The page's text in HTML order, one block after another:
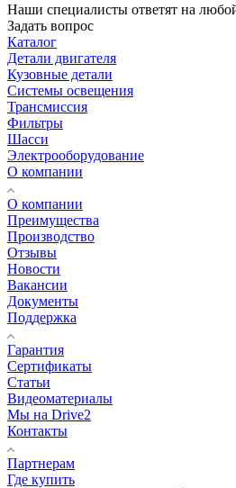
Наши специалисты ответят на
Задать вопрос
Каталог
Детали двигателя
Кузовные детали
Системы освещения
Трансмиссия
Фильтры
Шасси
Электрооборудование
О компании
О компании
Преимущества
Производство
Отзывы
Новости
Вакансии
Документы
Поддержка
Гарантия
Сертификаты
Статьи
Видеоматериалы
Мы на Drive2
Контакты
Партнерам
Где купить